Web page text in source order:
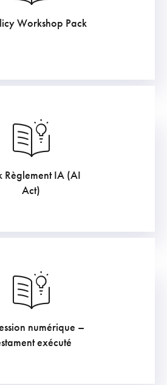
Workshop Pack
1058.75€
Règlement IA (AI
Act)
719.95€
numérique –
exécuté
284.35€